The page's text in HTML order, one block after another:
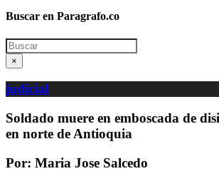
Buscar en Paragrafo.co
Search
×
judicial
Soldado muere en emboscada de
en norte de Antioquia
Por: Maria Jose Salcedo